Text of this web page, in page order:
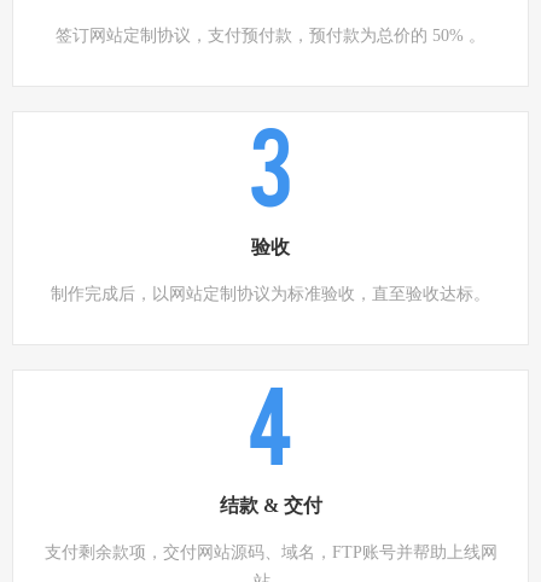
签订网站定制协议，支付预付款，预付款为总价的 50% 。
3
验收
制作完成后，以网站定制协议为标准验收，直至验收达标。
4
结款 & 交付
支付剩余款项，交付网站源码、域名，FTP账号并帮助上线网